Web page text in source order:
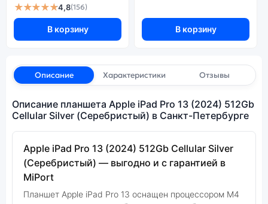
★★★★★4,8(156)
В корзину В корзину
Описание Характеристики Отзывы
Описание планшета Apple iPad Pro 13 (2024) 512Gb
Cellular Silver (Серебристый) в Санкт-Петербурге
Apple iPad Pro 13 (2024) 512Gb Cellular Silver
(Серебристый) — выгодно и с гарантией в
MiPort
Планшет Apple iPad Pro 13 оснащен процессором M4